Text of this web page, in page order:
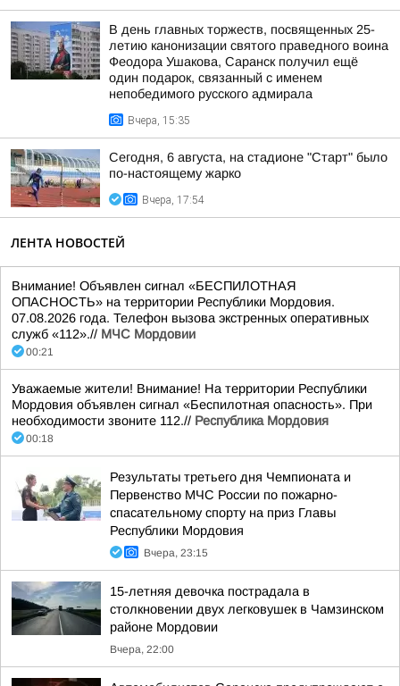
В день главных торжеств, посвященных 25-
летию канонизации святого праведного воина
Феодора Ушакова, Саранск получил ещё
один подарок, связанный с именем
непобедимого русского адмирала
Вчера, 15:35
Сегодня, 6 августа, на стадионе "Старт" было
по-настоящему жарко
Вчера, 17:54
ЛЕНТА НОВОСТЕЙ
Внимание! Объявлен сигнал «БЕСПИЛОТНАЯ
ОПАСНОСТЬ» на территории Республики Мордовия.
07.08.2026 года. Телефон вызова экстренных оперативных
служб «112».// МЧС Мордовии
00:21
Уважаемые жители! Внимание! На территории Республики
Мордовия объявлен сигнал «Беспилотная опасность». При
необходимости звоните 112.// Республика Мордовия
00:18
Результаты третьего дня Чемпионата и
Первенство МЧС России по пожарно-
спасательному спорту на приз Главы
Республики Мордовия
Вчера, 23:15
15-летняя девочка пострадала в
столкновении двух легковушек в Чамзинском
районе Мордовии
Вчера, 22:00